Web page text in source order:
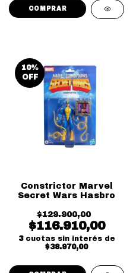
10%
OFF
Constrictor Marvel
Secret Wars Hasbro
$129.900,00
$116.910,00
3 cuotas sin interés de
$38.970,00